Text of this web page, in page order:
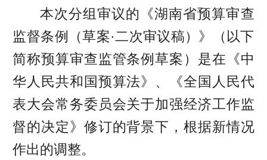
本次分组审议的《湖南省预算审查
监督条例（草案·二次审议稿）》（以下
简称预算审查监管条例草案）是在《中
华人民共和国预算法》、《全国人民代
表大会常务委员会关于加强经济工作监
督的决定》修订的背景下，根据新情况
作出的调整。